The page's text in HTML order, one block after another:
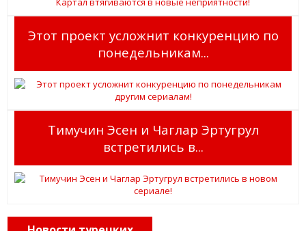
Этот проект усложнит конкуренцию по
понедельникам...
Тимучин Эсен и Чаглар Эртугрул
встретились в...